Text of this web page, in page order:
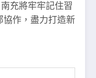
充將牢牢記住習
作，盡力打造新